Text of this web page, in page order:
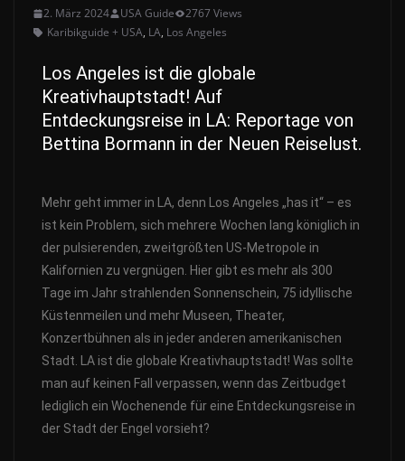
2. März 2024 USA Guide
2767 Views
Karibikguide + USA, LA, Los Angeles
Los Angeles ist die globale
Kreativhauptstadt! Auf
Entdeckungsreise in LA: Reportage von
Bettina Bormann in der Neuen Reiselust.
Mehr geht immer in LA, denn Los Angeles „has it“ – es
ist kein Problem, sich mehrere Wochen lang königlich in
der pulsierenden, zweitgrößten US-Metropole in
Kalifornien zu vergnügen. Hier gibt es mehr als 300
Tage im Jahr strahlenden Sonnenschein, 75 idyllische
Küstenmeilen und mehr Museen, Theater,
Konzertbühnen als in jeder anderen amerikanischen
Stadt. LA ist die globale Kreativhauptstadt! Was sollte
man auf keinen Fall verpassen, wenn das Zeitbudget
lediglich ein Wochenende für eine Entdeckungsreise in
der Stadt der Engel vorsieht?